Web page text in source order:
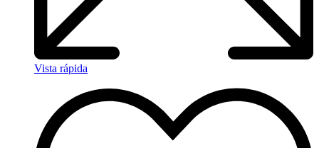
Vista rápida